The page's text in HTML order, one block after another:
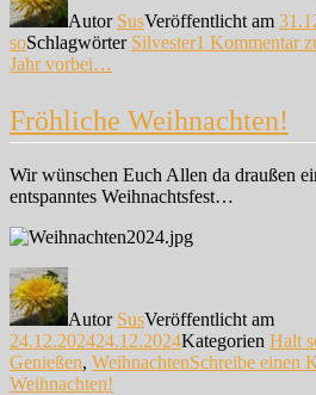
Autor SusVeröffentlicht am
soSchlagwörter Silvester1 Kommentar
Jahr vorbei…
Fröhliche Weihnachten!
Wir wünschen Euch Allen da draußen
entspanntes Weihnachtsfest…
Autor SusVeröffentlicht am
24.12.202424.12.2024Kategorien Halt
Genießen, WeihnachtenSchreibe einen
Weihnachten!